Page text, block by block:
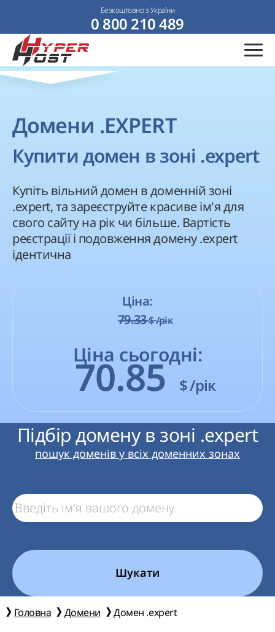
Безкоштовно з України
0 800 210 489
Домени .EXPERT
Купити домен в зоні .expert
Купіть вільний домен в доменній зоні
.expert, та зареєструйте красиве ім'я для
свого сайту на рік чи більше. Вартість
реєстрації і подовження домену .expert
ідентична
Ціна:
79.33$ /рік
Ціна сьогодні:
70.85 $/рік
Підбір домену в зоні .expert
пошук доменів у всіх доменних зонах
Шукати
Головна Домени Домен .expert